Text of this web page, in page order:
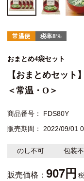
常温便 税率8%
おまとめ4袋セット
【おまとめセット
＜常温・O＞
商品番号
FDS80Y
販売期間
2022/09/01
のし不可 包装
販売価格： 907